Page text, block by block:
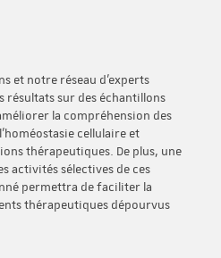
et notre réseau d’experts
sur des échantillons
la compréhension des
cellulaire et
thérapeutiques. De plus, une
activités sélectives de ces
permettra de faciliter la
thérapeutiques dépourvus